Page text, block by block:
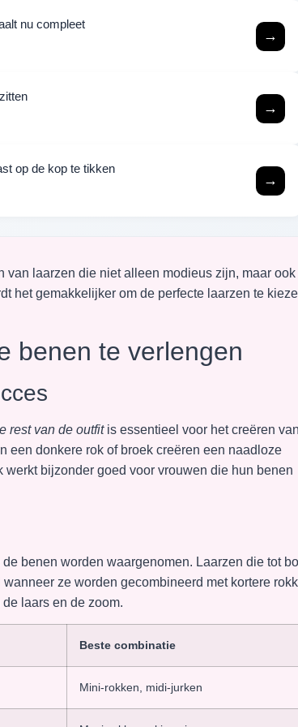
nu compleet
→
→
op de kop te tikken
→
van laarzen die niet alleen modieus zijn, maar ook
het gemakkelijker om de perfecte laarzen te
benen te verlengen
rest van de outfitis essentieel voor het creëren
een donkere rok of broek creëren een naadloze
bijzonder goed voor vrouwen die hun benen
benen worden waargenomen. Laarzen die tot
ze worden gecombineerd met kortere
laars en de zoom.
Beste combinatie
Mini-rokken, midi-jurken